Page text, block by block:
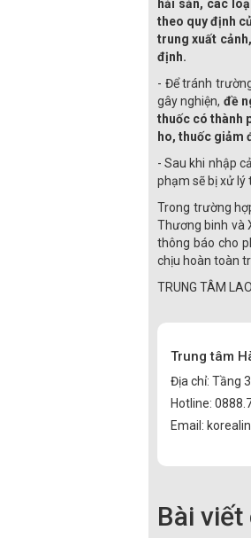
hải sản, các
theo quy định
trung xuất
định.
- Để tránh
gây nghiện, đề
thuốc có thành
ho, thuốc giảm
- Sau khi nhập
phạm sẽ bị xử lý
Trong trường
Thương binh và
thông báo cho
chịu hoàn toàn
TRUNG TÂM
Trung tâm
Địa chỉ: Tầng
Hotline:
Email:
Bài